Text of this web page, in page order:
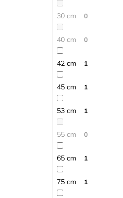
30 cm 0
40 cm 0
42 cm 1
45 cm 1
53 cm 1
55 cm 0
65 cm 1
75 cm 1